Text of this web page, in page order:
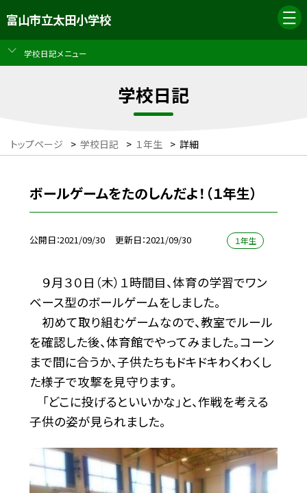
富山市立太田小学校
学校日記メニュー
学校日記
トップページ > 学校日記 > １年生 > 詳細
ボールゲームをたのしんだよ！（１年生）
公開日 2021/09/30 更新日 2021/09/30 １年生
９月３０日（木）１時間目、体育の学習でワン
ベース型のボールゲームをしました。
初めて取り組むゲームなので、教室でルール
を確認した後、体育館でやってみました。コーン
まで間に合うか、子供たちもドキドキわくわくし
た様子で攻撃を見守ります。
「どこに投げるといいかな」と、作戦を考える
子供の姿が見られました。